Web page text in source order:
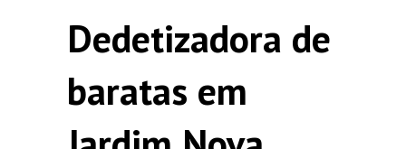
Dedetizadora de
baratas em